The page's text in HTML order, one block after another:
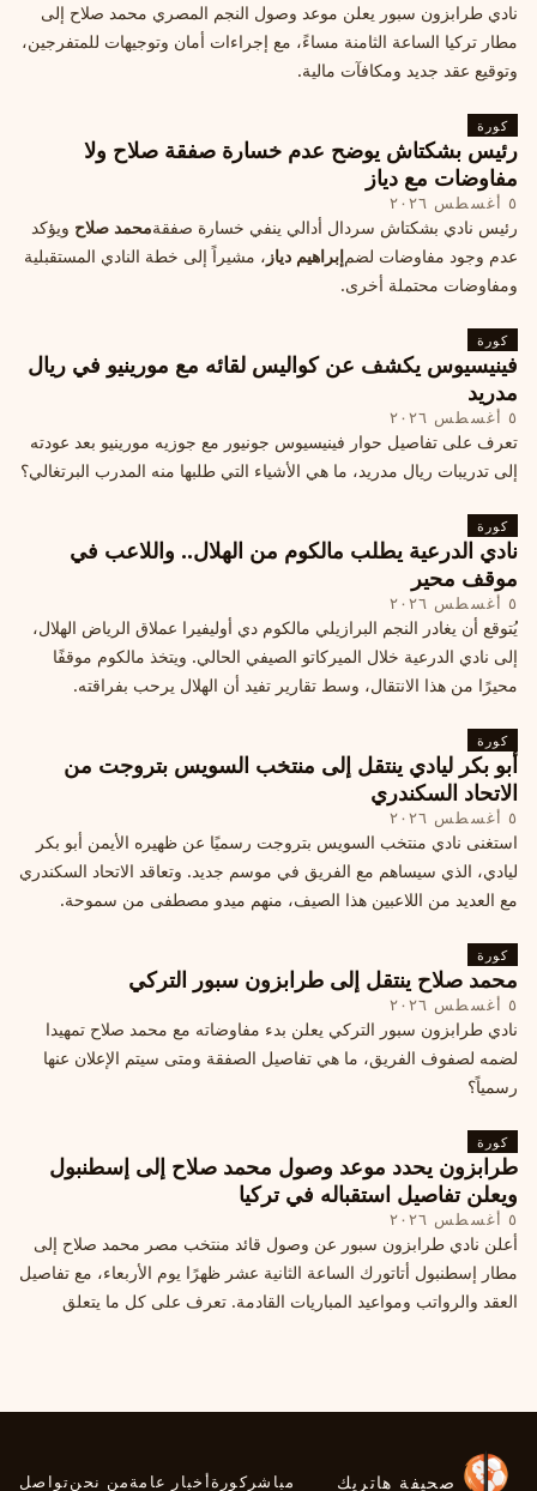
نادي طرابزون سبور يعلن موعد وصول النجم المصري محمد صلاح إلى
مطار تركيا الساعة الثامنة مساءً، مع إجراءات أمان وتوجيهات للمتفرجين،
وتوقيع عقد جديد ومكافآت مالية.
كورة
رئيس بشكتاش يوضح عدم خسارة صفقة صلاح ولا
مفاوضات مع دياز
٥ أغسطس ٢٠٢٦
رئيس نادي بشكتاش سردال أدالي ينفي خسارة صفقةمحمد صلاح ويؤكد
عدم وجود مفاوضات لضمإبراهيم دياز ، مشيراً إلى خطة النادي المستقبلية
ومفاوضات محتملة أخرى.
كورة
فينيسيوس يكشف عن كواليس لقائه مع مورينيو في ريال
مدريد
٥ أغسطس ٢٠٢٦
تعرف على تفاصيل حوار فينيسيوس جونيور مع جوزيه مورينيو بعد عودته
إلى تدريبات ريال مدريد، ما هي الأشياء التي طلبها منه المدرب البرتغالي؟
كورة
نادي الدرعية يطلب مالكوم من الهلال.. واللاعب في
موقف محير
٥ أغسطس ٢٠٢٦
يُتوقع أن يغادر النجم البرازيلي مالكوم دي أوليفيرا عملاق الرياض الهلال،
إلى نادي الدرعية خلال الميركاتو الصيفي الحالي. ويتخذ مالكوم موقفًا
محيرًا من هذا الانتقال، وسط تقارير تفيد أن الهلال يرحب بفراقته.
كورة
أبو بكر ليادي ينتقل إلى منتخب السويس بتروجت من
الاتحاد السكندري
٥ أغسطس ٢٠٢٦
استغنى نادي منتخب السويس بتروجت رسميًا عن ظهيره الأيمن أبو بكر
ليادي، الذي سيساهم مع الفريق في موسم جديد. وتعاقد الاتحاد السكندري
مع العديد من اللاعبين هذا الصيف، منهم ميدو مصطفى من سموحة.
كورة
محمد صلاح ينتقل إلى طرابزون سبور التركي
٥ أغسطس ٢٠٢٦
نادي طرابزون سبور التركي يعلن بدء مفاوضاته مع محمد صلاح تمهيدا
لضمه لصفوف الفريق، ما هي تفاصيل الصفقة ومتى سيتم الإعلان عنها
رسمياً؟
كورة
طرابزون يحدد موعد وصول محمد صلاح إلى إسطنبول
ويعلن تفاصيل استقباله في تركيا
٥ أغسطس ٢٠٢٦
أعلن نادي طرابزون سبور عن وصول قائد منتخب مصر محمد صلاح إلى
مطار إسطنبول أتاتورك الساعة الثانية عشر ظهرًا يوم الأربعاء، مع تفاصيل
العقد والرواتب ومواعيد المباريات القادمة. تعرف على كل ما يتعلق
صحيفة هاتريك مباشر كورةأخبار عامةمن نحنتواصل